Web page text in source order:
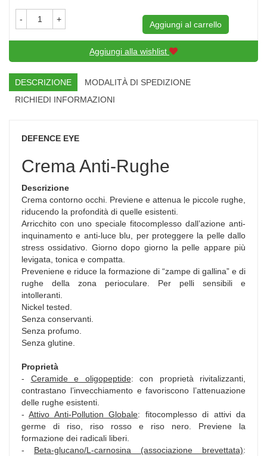
- +
Aggiungi al carrello
Aggiungi alla wishlist
DESCRIZIONE
MODALITÀ DI SPEDIZIONE
RICHIEDI INFORMAZIONI
DEFENCE EYE
Crema Anti-Rughe
Descrizione
Crema contorno occhi. Previene e attenua le piccole rughe,
riducendo la profondità di quelle esistenti.
Arricchito con uno speciale fitocomplesso dall’azione anti-
inquinamento e anti-luce blu, per proteggere la pelle dallo
stress ossidativo. Giorno dopo giorno la pelle appare più
levigata, tonica e compatta.
Preveniene e riduce la formazione di “zampe di gallina” e di
rughe della zona perioculare. Per pelli sensibili e
intolleranti.
Nickel tested.
Senza conservanti.
Senza profumo.
Senza glutine.
Proprietà
- Ceramide e oligopeptide: con proprietà rivitalizzanti,
contrastano l’invecchiamento e favoriscono l’attenuazione
delle rughe esistenti.
-Attivo Anti-Pollution Globale: fitocomplesso di attivi da
germe di riso, riso rosso e riso nero. Previene la
formazione dei radicali liberi.
- Beta-glucano/L-carnosina (associazione brevettata):